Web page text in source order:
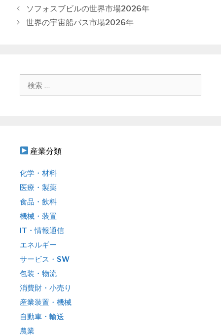
テ
ゴ
投
稿
ソフォスブビルの世界市場2026年
世界の宇宙船バス市場2026年
産業分類
化学・材料
医療・製薬
食品・飲料
機械・装置
IT・情報通信
エネルギー
サービス・SW
包装・物流
消費財・小売り
産業装置・機械
自動車・輸送
農業